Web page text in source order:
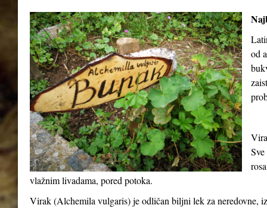
od
vlažnim livadama, pored potoka.
Virak (Alchemila vulgaris) je odličan biljni lek za neredovne,